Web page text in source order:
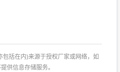
括在内)来源于授权厂家或网络，如
供信息存储服务。